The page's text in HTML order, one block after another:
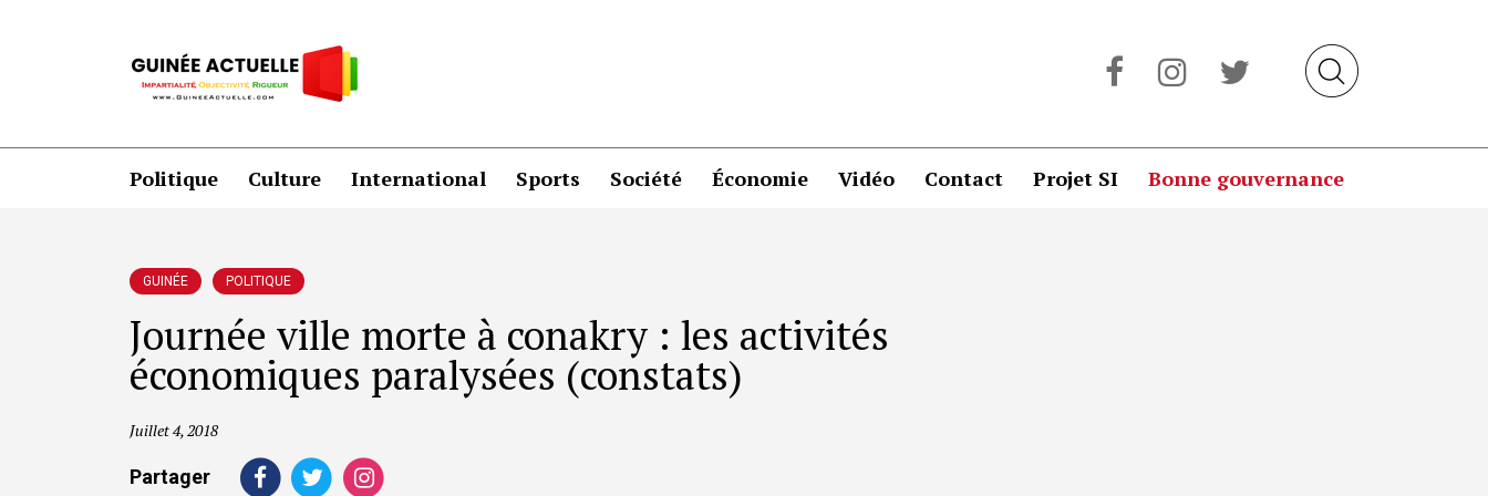
Politique Culture International Sports Société Économie Vidéo Contact Projet SI Bonne gouvernance
GUINÉE POLITIQUE
Journée ville morte à conakry : les activités
économiques paralysées (constats)
Juillet 4, 2018
Partager